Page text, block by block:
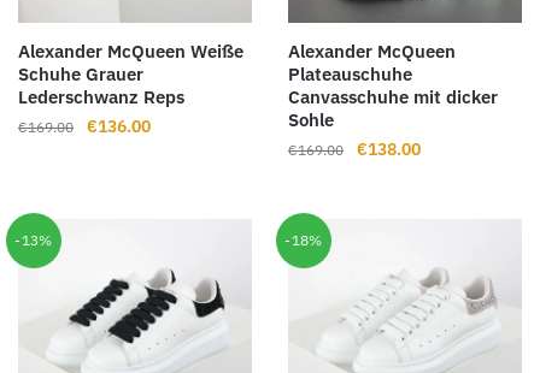
Alexander McQueen Weiße
Schuhe Grauer
Lederschwanz Reps
€169.00
Ursprünglicher
€136.00Aktueller
Alexander McQueen
Plateauschuhe
Canvasschuhe mit dicker
Sohle
€169.00
Ursprünglicher
€138.00Aktueller
-13% -18%